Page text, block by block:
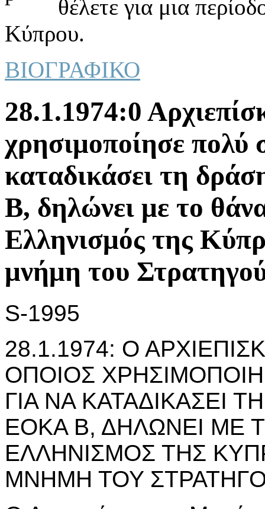
θέλετε για μια
Κύπρου.
ΒΙΟΓΡΑΦΙΚΟ
28.1.1974:0
χρησιμοποίησε
καταδικάσει τη
Β, δηλώνει με το
Ελληνισμός της
μνήμη του
S-1995
28.1.1974: Ο
ΟΠΟΙΟΣ
ΓΙΑ ΝΑ ΚΑΤΑΔΙΚΑΣΕΙ
ΕΟΚΑ Β, ΔΗΛΩΝΕΙ ΜΕ
ΕΛΛΗΝΙΣΜΟΣ ΤΗΣ
ΜΝΗΜΗ ΤΟΥ